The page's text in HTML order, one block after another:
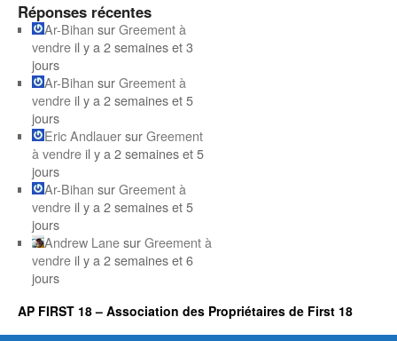
Réponses récentes
Ar-Bihan surGreement à
vendre il y a 2 semaines et 3
jours
Ar-Bihan surGreement à
vendre il y a 2 semaines et 5
jours
Eric AndlauersurGreement
à vendre il y a 2 semaines et 5
jours
Ar-Bihan surGreement à
vendre il y a 2 semaines et 5
jours
Andrew LanesurGreement à
vendre il y a 2 semaines et 6
jours
AP FIRST 18 – Association des Propriétaires de First 18